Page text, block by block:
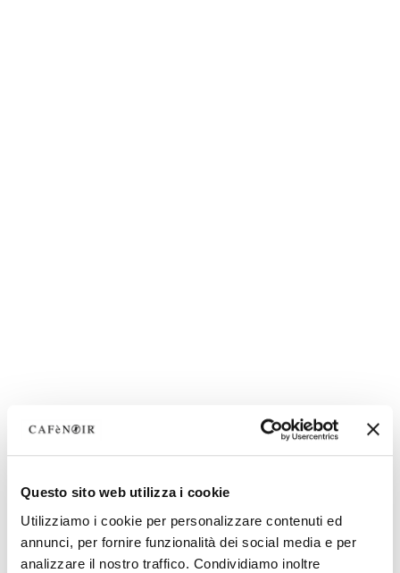
Questo sito web utilizza i cookie
Utilizziamo i cookie per personalizzare contenuti ed
annunci, per fornire funzionalità dei social media e per
analizzare il nostro traffico. Condividiamo inoltre